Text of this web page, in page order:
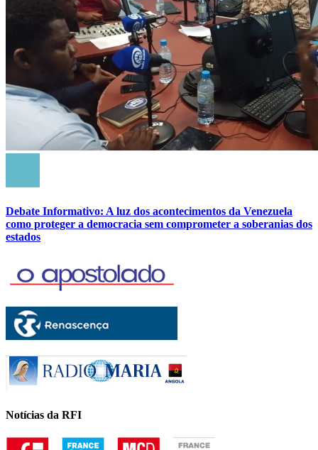
Debate Informativo: A luz dos acontecimentos da Venezuela
como proteger a democracia sem comprometer a soberanias dos
estados
Notícias da RFI